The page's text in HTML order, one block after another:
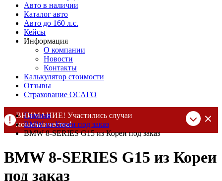
Авто в наличии
Каталог авто
Авто до 160 л.с.
Кейсы
Информация
О компании
Новости
Контакты
Калькулятор стоимости
Отзывы
Страхование ОСАГО
ВНИМАНИЕ! Участились случаи
мошенничества!
Компания DSS Group принимает оплату за свои услуги только
При любых подозрениях, свяжитесь с нами по официальным
контактам , указанным в соц сетях и на сайте
Главная
BMW из Кореи под заказ
BMW 8-SERIES G15 из Кореи под заказ
BMW 8-SERIES G15 из Кореи
под заказ